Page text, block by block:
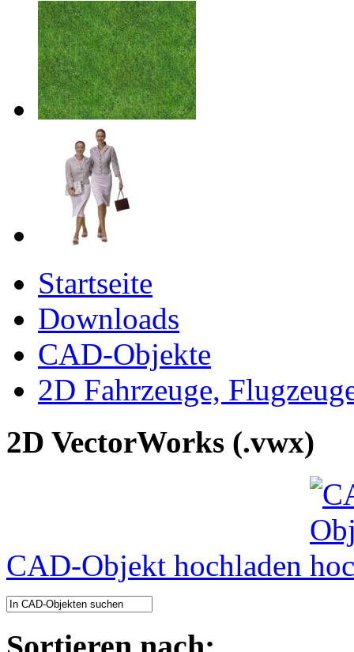
Startseite
Downloads
CAD-Objekte
2D Fahrzeuge,
2D VectorWorks (.vwx)
CAD-Objekt hochladen